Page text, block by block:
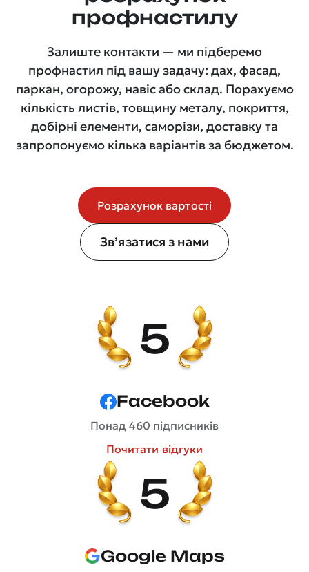
профнастилу
Залиште контакти — ми підберемо
профнастил під вашу задачу: дах, фасад,
паркан, огорожу, навіс або склад. Порахуємо
кількість листів, товщину металу, покриття,
добірні елементи, саморізи, доставку та
запропонуємо кілька варіантів за бюджетом.
Розрахунок вартості
Зв’язатися з нами
5
Facebook
Понад 460 підписників
Почитати відгуки
5
Google Maps